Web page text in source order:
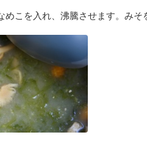
めこを入れ、沸騰させます。みそ